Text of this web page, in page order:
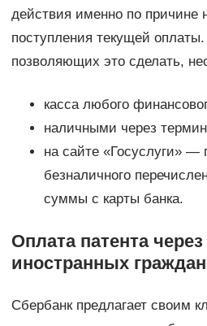
действия именно по причине
поступления текущей
позволяющих это сделать,
касса любого
наличными через
на сайте «Госуслуги» —
безналичного
суммы с карты банка.
Оплата патента
иностранных граждан
Сбербанк предлагает своим